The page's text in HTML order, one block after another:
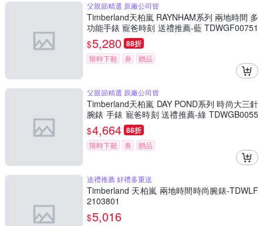
父親節精選 原廠公司貨
Timberland天柏嵐 RAYNHAM系列 兩地時間 多
功能手錶 寵爸時刻 送禮推薦-藍 TDWGF00751
01
$5,280 88折
限時下殺 券 贈品
父親節精選 原廠公司貨
Timberland天柏嵐 DAY POND系列 時尚大三針
腕錶 手錶 寵爸時刻 送禮推薦-綠 TDWGB0055
801
$4,664 88折
限時下殺 券 贈品
送禮推薦 好禮多重送
Timberland 天柏嵐 兩地時間時尚腕錶-TDWLF
2103801
$5,016